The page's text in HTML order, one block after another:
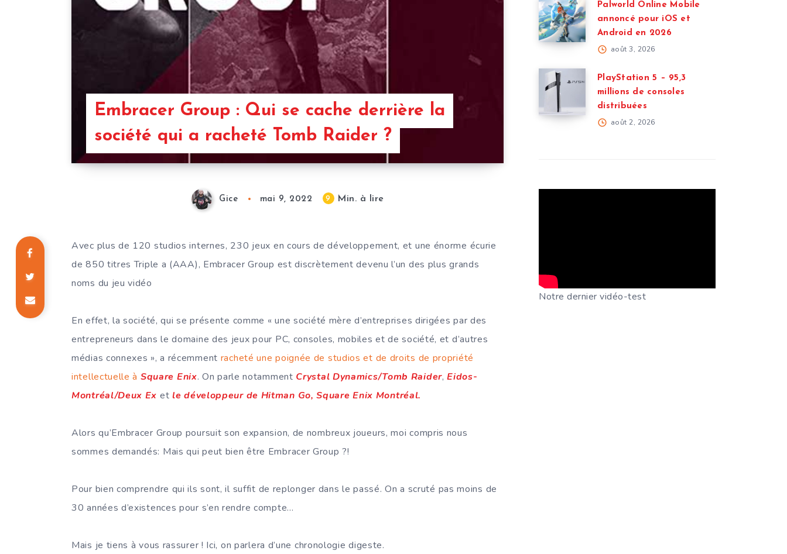
Embracer Group : Qui se cache derrière la
société qui a racheté Tomb Raider ?
Gice mai 9, 2022 9 Min. à lire
Avec plus de 120 studios internes, 230 jeux en cours de développement, et une énorme écurie
de 850 titres Triple a (AAA), Embracer Group est discrètement devenu l’un des plus grands
noms du jeu vidéo
En effet, la société, qui se présente comme « une société mère d’entreprises dirigées par des
entrepreneurs dans le domaine des jeux pour PC, consoles, mobiles et de société, et d’autres
médias connexes », a récemment racheté une poignée de studios et de droits de propriété
intellectuelle à Square Enix. On parle notamment Crystal Dynamics/Tomb Raider,Eidos-
Montréal/Deux Ex etle développeur de Hitman Go, Square Enix Montréal.
Alors qu’Embracer Group poursuit son expansion, de nombreux joueurs, moi compris nous
sommes demandés: Mais qui peut bien être Embracer Group ?!
Pour bien comprendre qui ils sont, il suffit de replonger dans le passé. On a scruté pas moins de
30 années d’existences pour s’en rendre compte…
Mais je tiens à vous rassurer ! Ici, on parlera d’une chronologie digeste.
Palworld Online Mobile
annoncé pour iOS et
Android en 2026
août 3, 2026
PlayStation 5 – 95,3
millions de consoles
distribuées
août 2, 2026
Notre dernier vidéo-test